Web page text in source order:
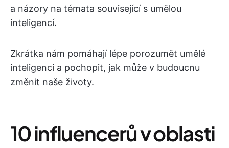
a názory na témata související s umělou
inteligencí.
Zkrátka nám pomáhají lépe porozumět umělé
inteligenci a pochopit, jak může v budoucnu
změnit naše životy.
10 influencerů v oblasti